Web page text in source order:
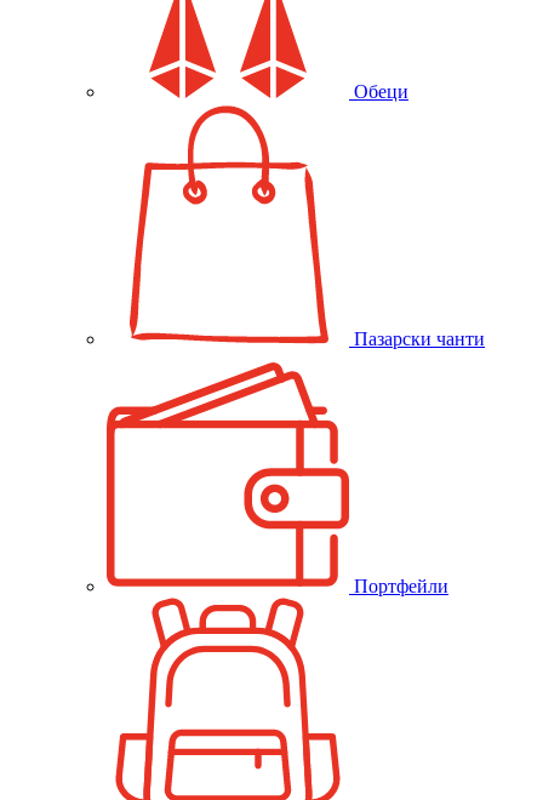
Обеци
Пазарски чанти
Портфейли